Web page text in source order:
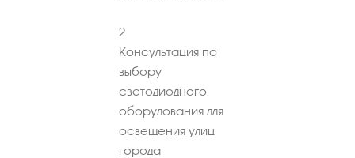
2
Консультация по
выбору
светодиодного
оборудования для
освещения улиц
города